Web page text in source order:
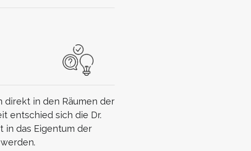
in den Räumen der
entschied sich die Dr.
in das Eigentum der